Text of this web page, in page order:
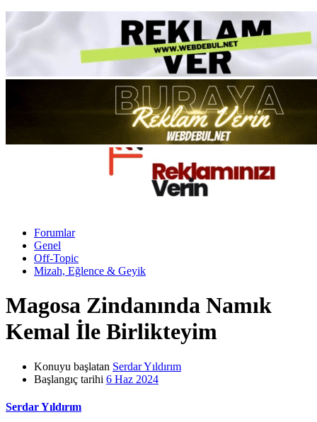
Forumlar
Genel
Off-Topic
Mizah, Eğlence & Geyik
Magosa Zindanında Namık
Kemal İle Birlikteyim
Konuyu başlatan Serdar Yıldırım
Başlangıç tarihi 6 Haz 2024
Serdar Yıldırım